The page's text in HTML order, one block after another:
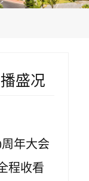
盛况
周年大会
程收看